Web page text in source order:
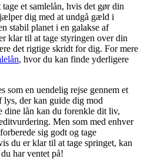
et samlelån, hvis det gør din
dig med at undgå gæld i
stabil planet i en galakse af
klar til at tage styringen over din
det rigtige skridt for dig. For mere
, hvor du kan finde yderligere
som en uendelig rejse gennem et
lys, der kan guide dig mod
dine lån kan du forenkle dit liv,
Men som med enhver
sig godt og tage
du er klar til at tage springet, kan
har ventet på!